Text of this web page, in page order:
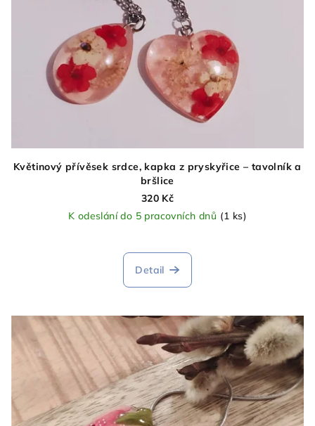
Květinový přívěsek srdce, kapka z pryskyřice – tavolník a
bršlice
320 Kč
K odeslání do 5 pracovních dnů (1 ks)
Detail